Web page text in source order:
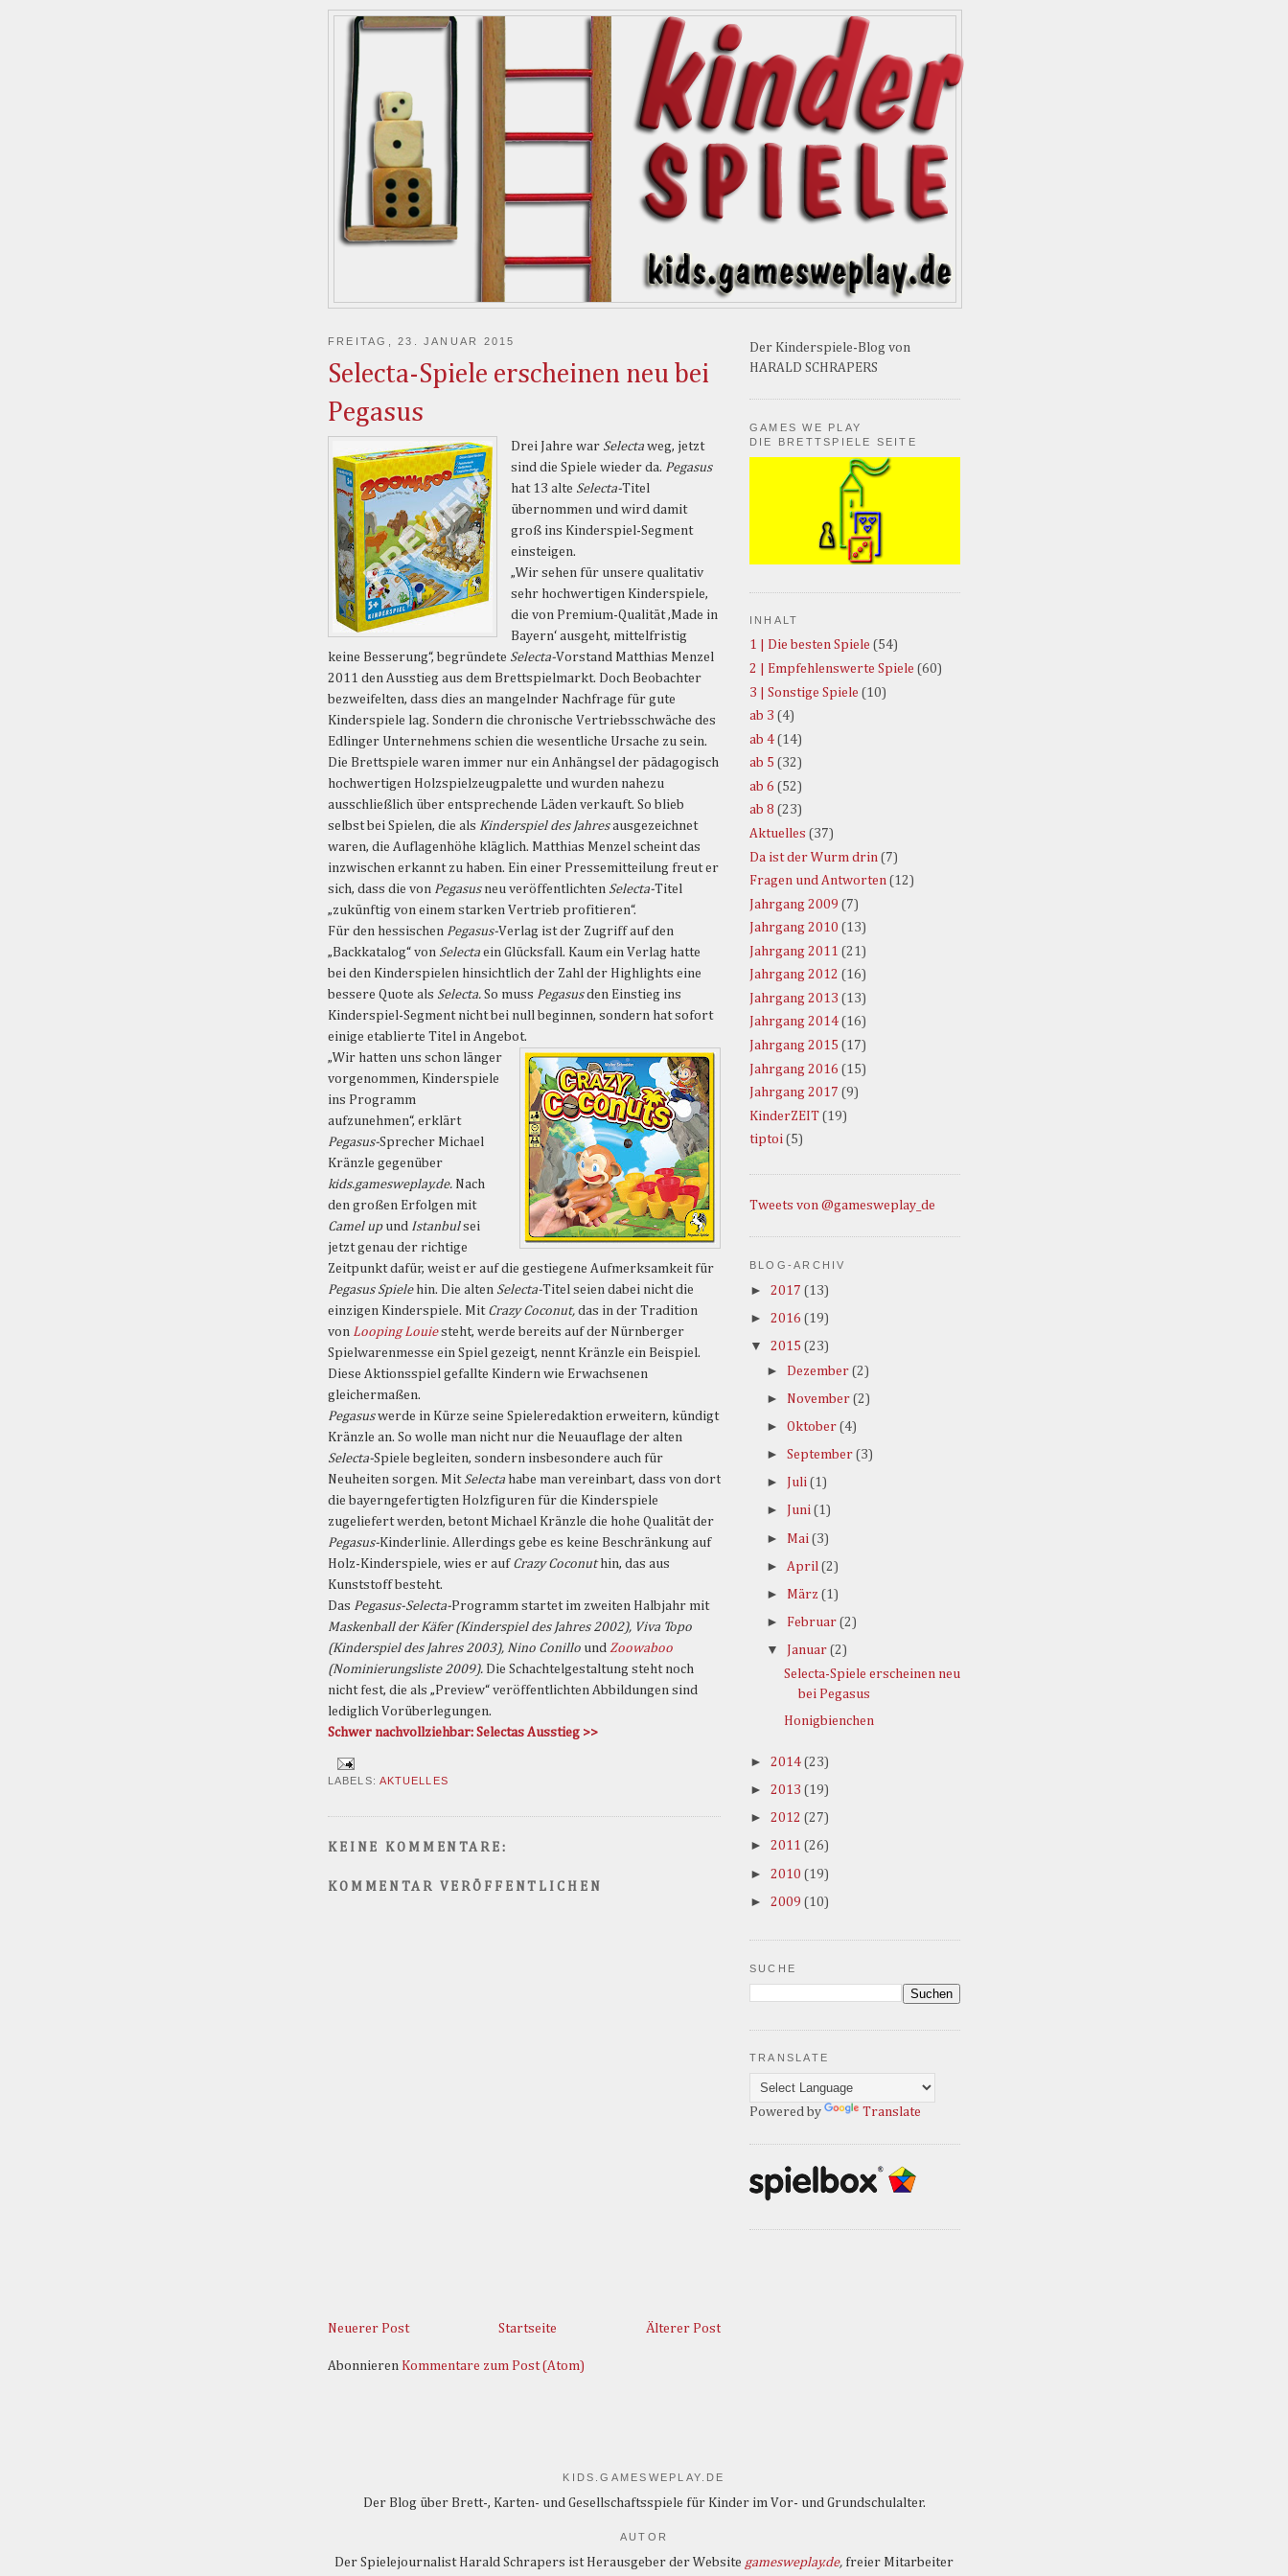
FREITAG, 23. JANUAR 2015
Selecta-Spiele erscheinen neu bei
Pegasus
Drei Jahre war Selecta weg, jetzt
sind die Spiele wieder da. Pegasus
hat 13 alte Selecta-Titel
übernommen und wird damit
groß ins Kinderspiel-Segment
einsteigen.
„Wir sehen für unsere qualitativ
sehr hochwertigen Kinderspiele,
die von Premium-Qualität ,Made in
Bayern‘ ausgeht, mittelfristig
keine Besserung“, begründete Selecta-Vorstand Matthias Menzel
2011 den Ausstieg aus dem Brettspielmarkt. Doch Beobachter
bezweifelten, dass dies an mangelnder Nachfrage für gute
Kinderspiele lag. Sondern die chronische Vertriebsschwäche des
Edlinger Unternehmens schien die wesentliche Ursache zu sein.
Die Brettspiele waren immer nur ein Anhängsel der pädagogisch
hochwertigen Holzspielzeugpalette und wurden nahezu
ausschließlich über entsprechende Läden verkauft. So blieb
selbst bei Spielen, die als Kinderspiel des Jahresausgezeichnet
waren, die Auflagenhöhe kläglich. Matthias Menzel scheint das
inzwischen erkannt zu haben. Ein einer Pressemitteilung freut er
sich, dass die von Pegasusneu veröffentlichten Selecta-Titel
„zukünftig von einem starken Vertrieb profitieren“.
Für den hessischen Pegasus-Verlag ist der Zugriff auf den
„Backkatalog“ von Selecta ein Glücksfall. Kaum ein Verlag hatte
bei den Kinderspielen hinsichtlich der Zahl der Highlights eine
bessere Quote als Selecta. So muss Pegasusden Einstieg ins
Kinderspiel-Segment nicht bei null beginnen, sondern hat sofort
einige etablierte Titel in Angebot.
„Wir hatten uns schon länger
vorgenommen, Kinderspiele
ins Programm
aufzunehmen“, erklärt
Pegasus-Sprecher Michael
Kränzle gegenüber
kids.gamesweplay.de. Nach
den großen Erfolgen mit
Camel upund Istanbulsei
jetzt genau der richtige
Zeitpunkt dafür, weist er auf die gestiegene Aufmerksamkeit für
Pegasus Spielehin. Die alten Selecta-Titel seien dabei nicht die
einzigen Kinderspiele. Mit Crazy Coconut, das in der Tradition
von Looping Louie steht, werde bereits auf der Nürnberger
Spielwarenmesse ein Spiel gezeigt, nennt Kränzle ein Beispiel.
Diese Aktionsspiel gefallte Kindern wie Erwachsenen
gleichermaßen.
Pegasuswerde in Kürze seine Spieleredaktion erweitern, kündigt
Kränzle an. So wolle man nicht nur die Neuauflage der alten
Selecta-Spiele begleiten, sondern insbesondere auch für
Neuheiten sorgen. Mit Selecta habe man vereinbart, dass von dort
die bayerngefertigten Holzfiguren für die Kinderspiele
zugeliefert werden, betont Michael Kränzle die hohe Qualität der
Pegasus-Kinderlinie. Allerdings gebe es keine Beschränkung auf
Holz-Kinderspiele, wies er auf Crazy Coconuthin, das aus
Kunststoff besteht.
Das Pegasus-Selecta-Programm startet im zweiten Halbjahr mit
Maskenball der Käfer (Kinderspiel des Jahres 2002), Viva Topo
(Kinderspiel des Jahres 2003), Nino Conillo und Zoowaboo
(Nominierungsliste 2009). Die Schachtelgestaltung steht noch
nicht fest, die als „Preview“ veröffentlichten Abbildungen sind
lediglich Vorüberlegungen.
Schwer nachvollziehbar: Selectas Ausstieg >>
LABELS: AKTUELLES
KEINE KOMMENTARE:
KOMMENTAR VERÖFFENTLICHEN
Neuerer Post Älterer Post
Startseite
Abonnieren Kommentare zum Post (Atom)
Der Kinderspiele-Blog von
HARALD SCHRAPERS
GAMES WE PLAY
DIE BRETTSPIELE SEITE
INHALT
1 | Die besten Spiele (54)
2 | Empfehlenswerte Spiele (60)
3 | Sonstige Spiele (10)
ab 3 (4)
ab 4 (14)
ab 5 (32)
ab 6 (52)
ab 8 (23)
Aktuelles (37)
Da ist der Wurm drin (7)
Fragen und Antworten (12)
Jahrgang 2009 (7)
Jahrgang 2010 (13)
Jahrgang 2011 (21)
Jahrgang 2012 (16)
Jahrgang 2013 (13)
Jahrgang 2014 (16)
Jahrgang 2015 (17)
Jahrgang 2016 (15)
Jahrgang 2017 (9)
KinderZEIT (19)
tiptoi (5)
Tweets von @gamesweplay_de
BLOG-ARCHIV
► 2017 (13)
► 2016 (19)
▼ 2015 (23)
► Dezember(2)
► November(2)
►Oktober(4)
►September(3)
► Juli(1)
► Juni(1)
► Mai(3)
► April(2)
► März(1)
► Februar(2)
▼ Januar(2)
Selecta-Spiele erscheinen neu
bei Pegasus
Honigbienchen
► 2014 (23)
► 2013 (19)
► 2012 (27)
► 2011 (26)
► 2010 (19)
► 2009 (10)
SUCHE
TRANSLATE
Powered by Translate
KIDS.GAMESWEPLAY.DE
Der Blog über Brett-, Karten- und Gesellschaftsspiele für Kinder im Vor- und Grundschulalter.
AUTOR
Der Spielejournalist Harald Schrapers ist Herausgeber der Website gamesweplay.de, freier Mitarbeiter